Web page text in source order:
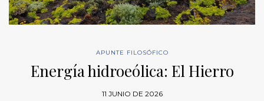
APUNTE FILOSÓFICO
Energía hidroeólica: El Hierro
11 JUNIO DE 2026